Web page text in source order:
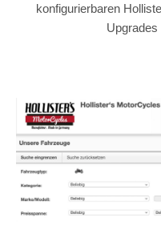
konfigurierbaren
Upgrades